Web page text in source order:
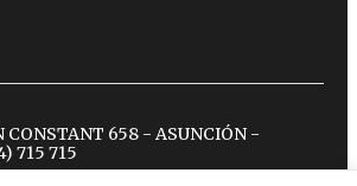
CONSTANT 658 - ASUNCIÓN -
715 715